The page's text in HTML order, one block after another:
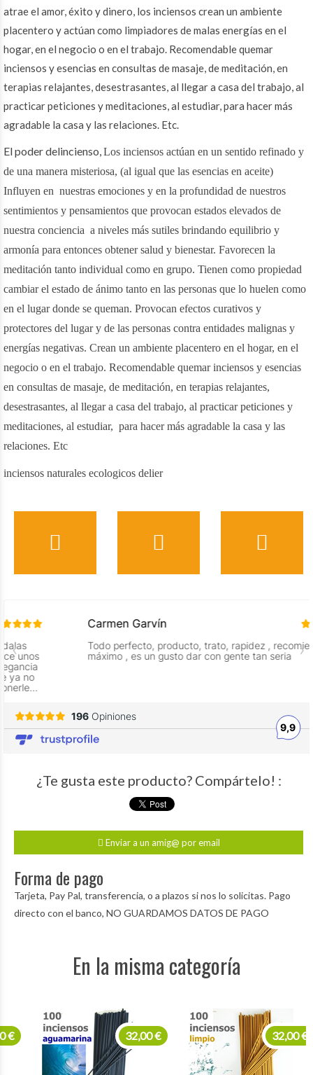
atrae el amor, éxito y dinero, los inciensos crean un ambiente
placentero y actúan como limpiadores de malas energías en el
hogar, en el negocio o en el trabajo. Recomendable quemar
inciensos y esencias en consultas de masaje, de meditación, en
terapias relajantes, desestrasantes, al llegar a casa del trabajo, al
practicar peticiones y meditaciones, al estudiar, para hacer más
agradable la casa y las relaciones. Etc.
El poder delincienso,Los inciensos actúan en un sentido refinado y
de una manera misteriosa, (al igual que las esencias en aceite)
Influyen en nuestras emociones y en la profundidad de nuestros
sentimientos y pensamientos que provocan estados elevados de
nuestra conciencia a niveles más sutiles brindando equilibrio y
armonía para entonces obtener salud y bienestar. Favorecen la
meditación tanto individual como en grupo. Tienen como propiedad
cambiar el estado de ánimo tanto en las personas que lo huelen como
en el lugar donde se queman. Provocan efectos curativos y
protectores del lugar y de las personas contra entidades malignas y
energías negativas. Crean un ambiente placentero en el hogar, en el
negocio o en el trabajo. Recomendable quemar inciensos y esencias
en consultas de masaje, de meditación, en terapias relajantes,
desestrasantes, al llegar a casa del trabajo, al practicar peticiones y
meditaciones, al estudiar, para hacer más agradable la casa y las
relaciones. Etc
inciensos naturales ecologicos delier
¿Te gusta este producto? Compártelo! :
Enviar a un amig@ por email
Forma de pago
Tarjeta, Pay Pal, transferencia, o a plazos si nos lo solicitas. Pago
directo con el banco, NO GUARDAMOS DATOS DE PAGO
En la misma categoría
32,00 € 32,00 €